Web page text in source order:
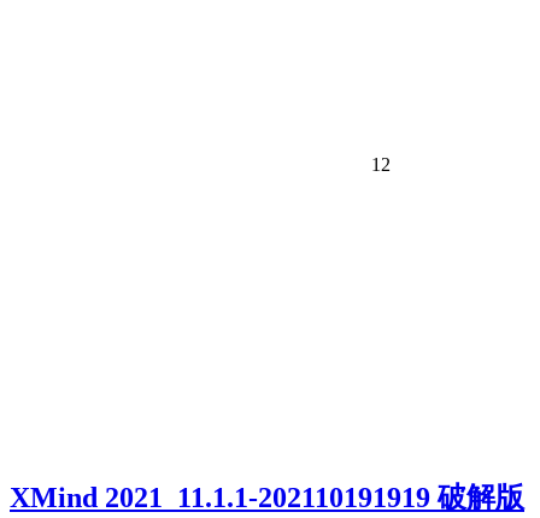
12
XMind 2021_11.1.1-202110191919 破解版